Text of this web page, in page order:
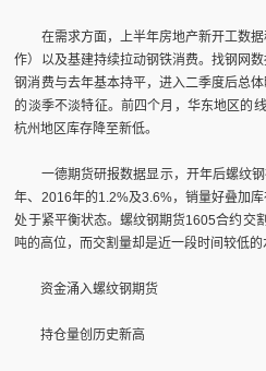
在需求方面，上半年房地产新开工数据
作）以及基建持续拉动钢铁消费。找钢网
钢消费与去年基本持平，进入二季度后总
的淡季不淡特征。前四个月，华东地区的
杭州地区库存降至新低。
一德期货研报数据显示，开年后螺纹钢
年、2016年的1.2%及3.6%，销量好叠加
处于紧平衡状态。螺纹钢期货1605合约交
吨的高位，而交割量却是近一段时间较低的
资金涌入螺纹钢期货
持仓量创历史新高